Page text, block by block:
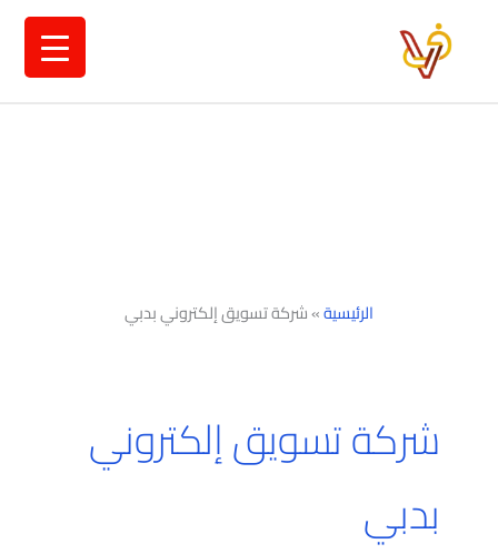
الرئيسية»شركة تسويق إلكتروني بدبي
شركة تسويق إلكتروني
بدبي